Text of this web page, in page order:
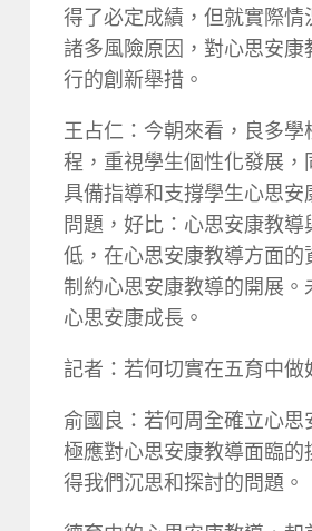
得了必定成績，但就實際
諸多風險原因，對心思安
行的創新舉措。
王占仁：今朝來看，良多
程，重視學生個性化發展
具備指導和支撐學生心思
問題，好比：心思安康教
低，在心思安康教導方面的
制約心思安康教導的開展
心思安康成長。
記者：若何切實在五育中
俞國良：若何周全確立心
極應對心思安康教導面臨
得我們沉思和探討的問題。